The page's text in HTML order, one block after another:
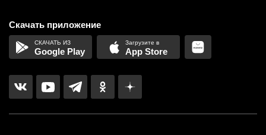
Скачать приложение
Google Play App Store